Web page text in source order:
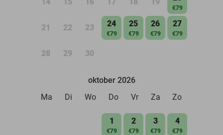
€79
21 22 23 24
€79
25
€79
26
€79
27
€79
28 29 30
oktober 2026
Ma
Di Wo Do Vr Za Zo
1
€79
2
€79
3
€79
4
€79